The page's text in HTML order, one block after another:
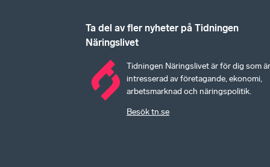
Ta del av fler nyheter på Tidningen
Näringslivet
Tidningen Näringslivet är för dig som är
intresserad av företagande, ekonomi,
arbetsmarknad och näringspolitik.
Besök tn.se